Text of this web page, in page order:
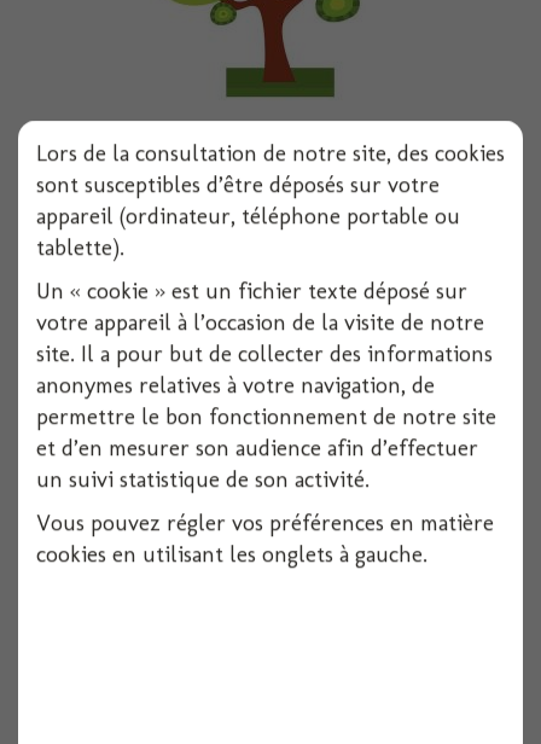
Centre de table arbre feerique 20cmx22.5cm
Lors de la consultation de notre site, des cookies
sont susceptibles d’être déposés sur votre
appareil (ordinateur, téléphone portable ou
tablette).
Un « cookie » est un fichier texte déposé sur
votre appareil à l’occasion de la visite de notre
site. Il a pour but de collecter des informations
anonymes relatives à votre navigation, de
permettre le bon fonctionnement de notre site
et d’en mesurer son audience afin d’effectuer
un suivi statistique de son activité.
Vous pouvez régler vos préférences en matière
cookies en utilisant les onglets à gauche.